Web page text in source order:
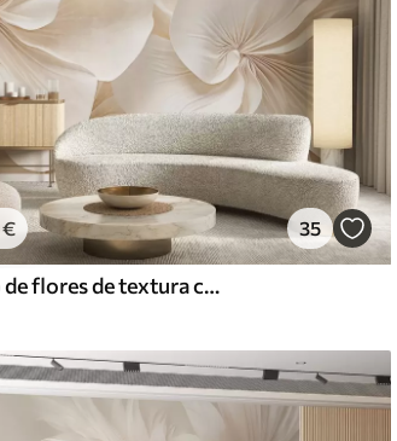
€ 35
Grande plano de flores de textura cremosa com pétalas delicadas e fluidas, criando um arranjo floral suave, elegante e texturado